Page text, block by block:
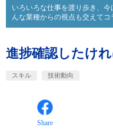
いろいろな仕事を渡り歩き、
んな業種からの視点も交えてコ
進捗確認したけ
スキル 技術動向
Share